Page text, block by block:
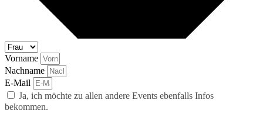
Vorname
Nachname
E-Mail
Ja, ich möchte zu allen andere Events ebenfalls Infos
bekommen.